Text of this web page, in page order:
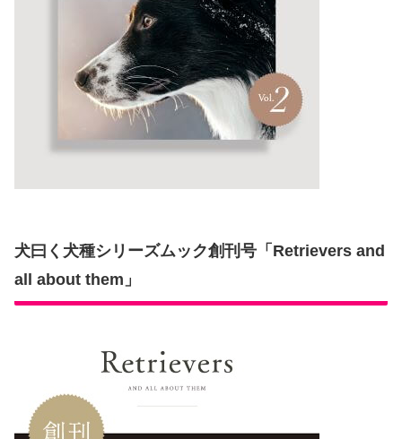
犬曰く犬種シリーズムック創刊号「Retrievers and
all about them」